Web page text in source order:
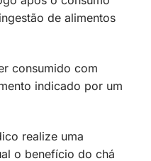
de alimentos
consumido com
indicado por um
realize uma
o benefício do chá